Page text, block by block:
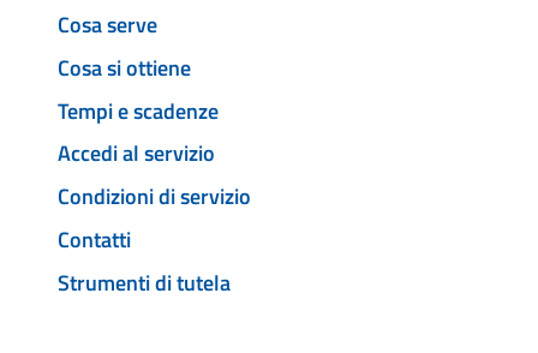
Cosa serve
Cosa si ottiene
Tempi e scadenze
Accedi al servizio
Condizioni di servizio
Contatti
Strumenti di tutela